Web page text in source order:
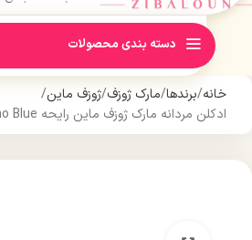
دسته بندی محصولات
خانه برندها مارک ژوزف ژوزف ماین
ادکلن مردانه مارک ژوزف ماین رایحه Prime Collection Stamino Blue حجم 100 میل